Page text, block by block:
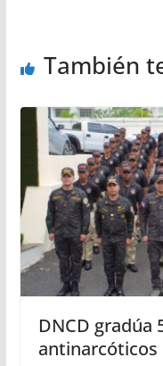
También
DNCD gradúa
antinarcóticos